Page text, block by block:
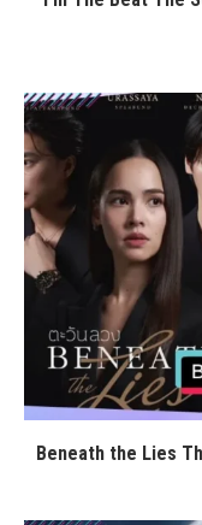
Beneath the Lies